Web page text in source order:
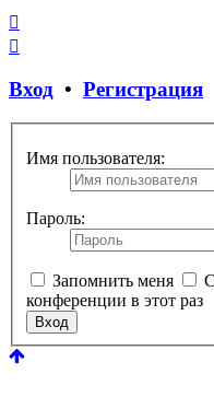
Вход • Регистрация
Имя пользователя:
Пароль:
Запомнить меня
конференции в этот раз